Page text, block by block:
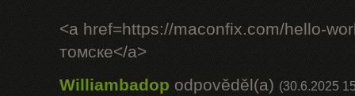
<a href=https://maconfix.com/hello-
томске</a>
Williambadop odpověděl(a) (30.6.2025